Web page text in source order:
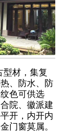
型材，集复
、防水、防
色可供选
院、徽派建
开，内开内
门窗莫属。